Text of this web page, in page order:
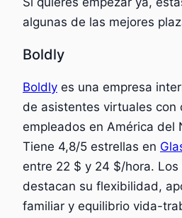
algunas de las mejores
Boldly
Boldly es una empresa
de asistentes virtuales con
empleados en América del
Tiene 4,8/5 estrellas en
entre 22 $ y 24 $/hora. Los
destacan su flexibilidad,
familiar y equilibrio vida-